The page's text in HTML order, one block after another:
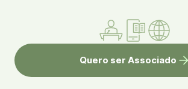
Quero ser Associado